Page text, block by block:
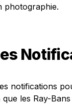
photographie.
notifications
que les Ray-